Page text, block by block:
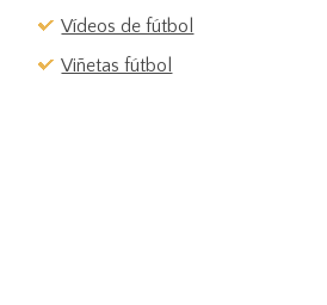
Vídeos de fútbol
Viñetas fútbol